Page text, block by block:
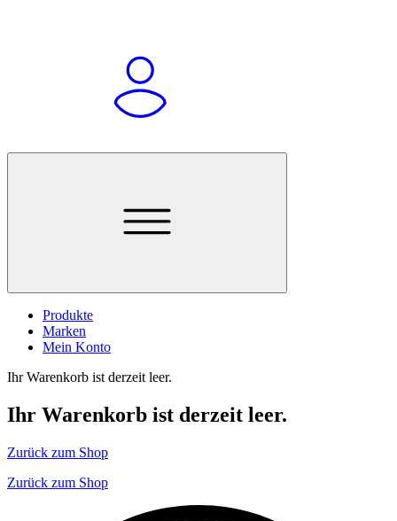
Produkte
Marken
Mein Konto
Ihr Warenkorb ist derzeit leer.
Ihr Warenkorb ist derzeit leer.
Zurück zum Shop
Zurück zum Shop